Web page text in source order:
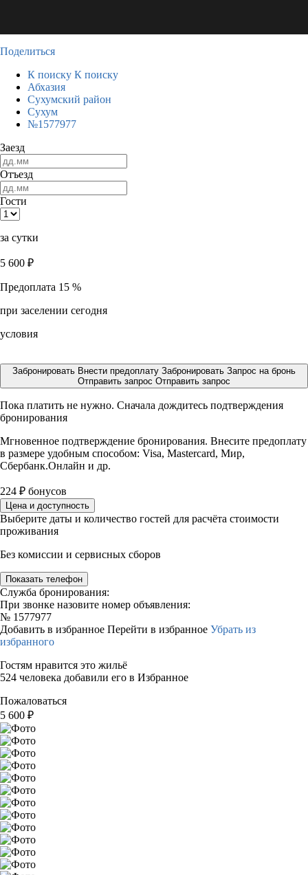
Поделиться
К поиску К поиску
Абхазия
Сухумский район
Сухум
№1577977
Заезд
Отъезд
Гости
за сутки
5 600 ₽
Предоплата 15 %
при заселении сегодня
условия
Забронировать Внести предоплату Забронировать Запрос на бронь
Отправить запрос Отправить запрос
Пока платить не нужно. Сначала дождитесь подтверждения
бронирования
Мгновенное подтверждение бронирования. Внесите предоплату
в размере удобным способом: Visa, Mastercard, Мир,
Сбербанк.Онлайн и др.
224 ₽ бонусов
Цена и доступность
Выберите даты и количество гостей для расчёта стоимости
проживания
Без комиссии и сервисных сборов
Показать телефон
Служба бронирования:
При звонке назовите номер объявления:
№ 1577977
Добавить в избранное Перейти в избранное Убрать из
избранного
Гостям нравится это жильё
524 человека добавили его в Избранное
Пожаловаться
5 600 ₽